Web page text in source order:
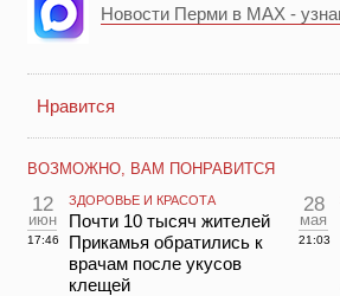
Новости Перми в MAX -
Нравится
ВОЗМОЖНО, ВАМ ПОНРАВИТСЯ
12
июн
17:46
ЗДОРОВЬЕ И КРАСОТА
Почти 10 тысяч жителей
Прикамья обратились к
врачам после укусов
клещей
28
мая
21:03